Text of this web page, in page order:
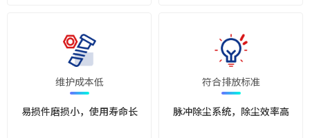
维护成本低
易损件磨损小，使用寿命长
符合排放标准
脉冲除尘系统，除尘效率高